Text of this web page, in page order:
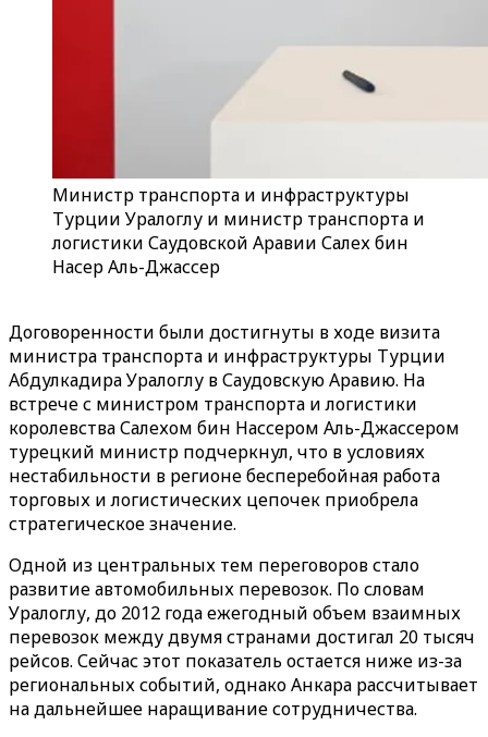
Министр транспорта и инфраструктуры
Турции Уралоглу и министр транспорта и
логистики Саудовской Аравии Салех бин
Насер Аль-Джассер
Договоренности были достигнуты в ходе визита
министра транспорта и инфраструктуры Турции
Абдулкадира Уралоглу в Саудовскую Аравию. На
встрече с министром транспорта и логистики
королевства Салехом бин Нассером Аль-Джассером
турецкий министр подчеркнул, что в условиях
нестабильности в регионе бесперебойная работа
торговых и логистических цепочек приобрела
стратегическое значение.
Одной из центральных тем переговоров стало
развитие автомобильных перевозок. По словам
Уралоглу, до 2012 года ежегодный объем взаимных
перевозок между двумя странами достигал 20 тысяч
рейсов. Сейчас этот показатель остается ниже из-за
региональных событий, однако Анкара рассчитывает
на дальнейшее наращивание сотрудничества.